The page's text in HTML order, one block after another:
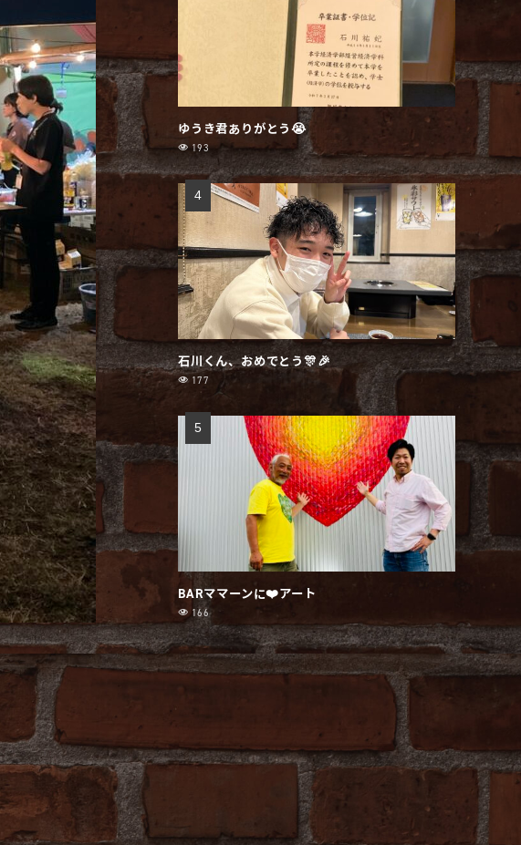
ゆうき君ありがとう😭
193
石川くん、おめでとう🎊🎉
177
BARママーンに❤️アート
166